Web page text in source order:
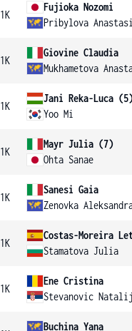
1K
Fujioka Nozomi
Pribylova
1K
Giovine Claudia
Mukhametova
1K
Jani Reka-Luca
Yoo Mi
1K
Mayr Julia (7)
Ohta Sanae
1K
Sanesi Gaia
Zenovka
1K
Costas-Moreira
Stamatova Julia
1K
Ene Cristina
Stevanovic
Buchina Yana